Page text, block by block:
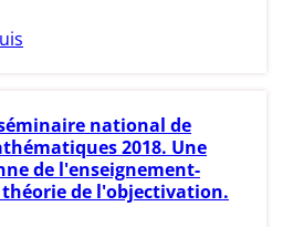
national de
2018. Une
de l'enseignement-
de l'objectivation.